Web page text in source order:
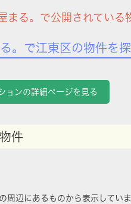
る。で公開されている
。で江東区の物件を
ョンの詳細ページを見る
件
辺にあるものから表示していま